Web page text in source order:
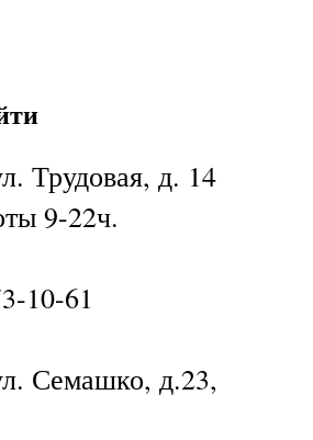
Трудовая, д. 14
9-22ч.
10-61
Семашко, д.23,